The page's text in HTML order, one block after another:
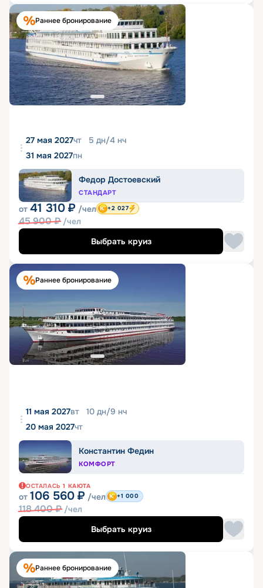
Раннее бронирование
27 мая 2027чт 5 дн/4 нч
31 мая 2027пн
Федор Достоевский
СТАНДАРТ
от 41 310 ₽ /чел
45 900₽ /чел
+2 027
Выбрать круиз
Раннее бронирование
11 мая 2027вт 10 дн/9 нч
20 мая 2027чт
Константин Федин
КОМФОРТ
ОСТАЛАСЬ 1 КАЮТА
от 106 560 ₽ /чел
118 400₽ /чел
+1 000
Выбрать круиз
Раннее бронирование